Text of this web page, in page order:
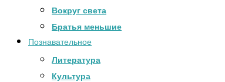
Вокруг света
Братья меньшие
Познавательное
Литература
Культура